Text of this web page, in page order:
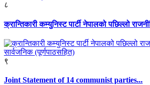
८
क्रान्तिकारी कम्युनिस्ट पार्टी नेपालको पछिल्लो
९
Joint Statement of 14 communist parties...